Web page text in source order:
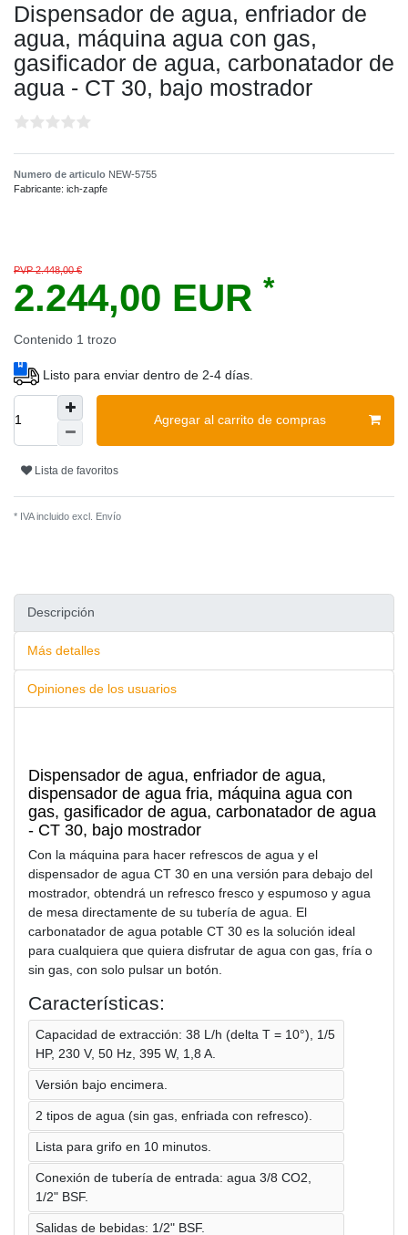
Dispensador de agua, enfriador de
agua, máquina agua con gas,
gasificador de agua, carbonatador de
agua - CT 30, bajo mostrador
Numero de articulo NEW-5755
Fabricante: ich-zapfe
PVP 2.448,00 €
2.244,00 EUR *
Contenido 1 trozo
Listo para enviar dentro de 2-4 días.
Agregar al carrito de compras
Lista de favoritos
* IVA incluido excl. Envío
Descripción
Más detalles
Opiniones de los usuarios
Dispensador de agua, enfriador de agua,
dispensador de agua fria, máquina agua con
gas, gasificador de agua, carbonatador de agua
- CT 30, bajo mostrador
Con la máquina para hacer refrescos de agua y el
dispensador de agua CT 30 en una versión para debajo del
mostrador, obtendrá un refresco fresco y espumoso y agua
de mesa directamente de su tubería de agua. El
carbonatador de agua potable CT 30 es la solución ideal
para cualquiera que quiera disfrutar de agua con gas, fría o
sin gas, con solo pulsar un botón.
Características:
Capacidad de extracción: 38 L/h (delta T = 10°), 1/5
HP, 230 V, 50 Hz, 395 W, 1,8 A.
Versión bajo encimera.
2 tipos de agua (sin gas, enfriada con refresco).
Lista para grifo en 10 minutos.
Conexión de tubería de entrada: agua 3/8 CO2,
1/2" BSF.
Salidas de bebidas: 1/2" BSF.